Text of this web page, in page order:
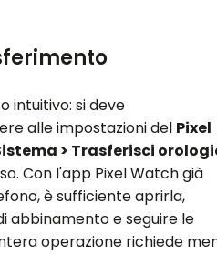
intuitivo: si deve
alle impostazioni del Pixel
> Trasferisci
Con l'app Pixel Watch già
è sufficiente aprirla,
abbinamento e seguire le
operazione richiede